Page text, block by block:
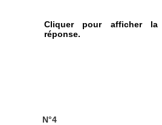
Cliquer pour afficher la
réponse.
N°4